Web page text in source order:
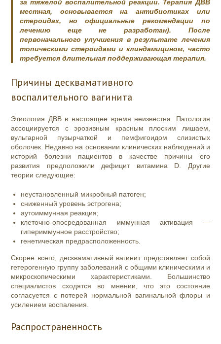
за тяжелой воспалительной реакции. Терапия ДВВ
местная, основывается на антибиотиках или
стероидах, но официальные рекомендации по
лечению еще не разработан). После
первоначального улучшения в результате лечения
топическими стероидами и клиндамицином, часто
требуется длительная поддерживающая терапия.
Причины десквамативного
воспалительного вагинита
Этиология ДВВ в настоящее время неизвестна. Патология
ассоциируется с эрозивным красным плоским лишаем,
вульгарной пузырчаткой и пемфигоидом слизистых
оболочек. Недавно на основании клинических наблюдений и
историй болезни пациентов в качестве причины его
развития предположили дефицит витамина D. Другие
теории следующие:
неустановленный микробный патоген;
сниженный уровень эстрогена;
аутоиммунная реакция;
клеточно-опосредованная иммунная активация —
гипериммунное расстройство;
генетическая предрасположенность.
Скорее всего, десквамативный вагинит представляет собой
гетерогенную группу заболеваний с общими клиническими и
микроскопическими характеристиками. Большинство
специалистов сходятся во мнении, что это состояние
согласуется с потерей нормальной вагинальной флоры и
усилением воспаления.
Распространенность